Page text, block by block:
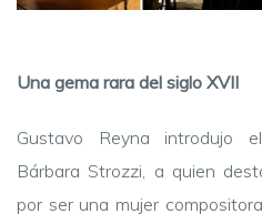
Una gema rara del siglo XVII
Gustavo Reyna introdujo
Bárbara Strozzi, a quien
por ser una mujer